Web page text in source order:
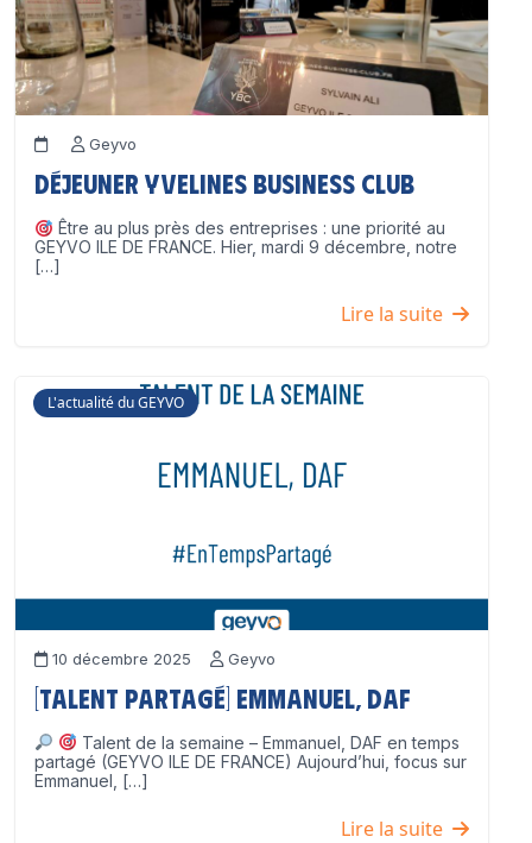
Geyvo
Déjeuner Yvelines Business Club
Être au plus près des entreprises : une priorité au
GEYVO ILE DE FRANCE. Hier, mardi 9 décembre, notre
[…]
Lire la suite
L'actualité du GEYVO
10 décembre 2025 Geyvo
[Talent partagé] Emmanuel, DAF
Talent de la semaine – Emmanuel, DAF en temps
partagé (GEYVO ILE DE FRANCE) Aujourd’hui, focus sur
Emmanuel, […]
Lire la suite